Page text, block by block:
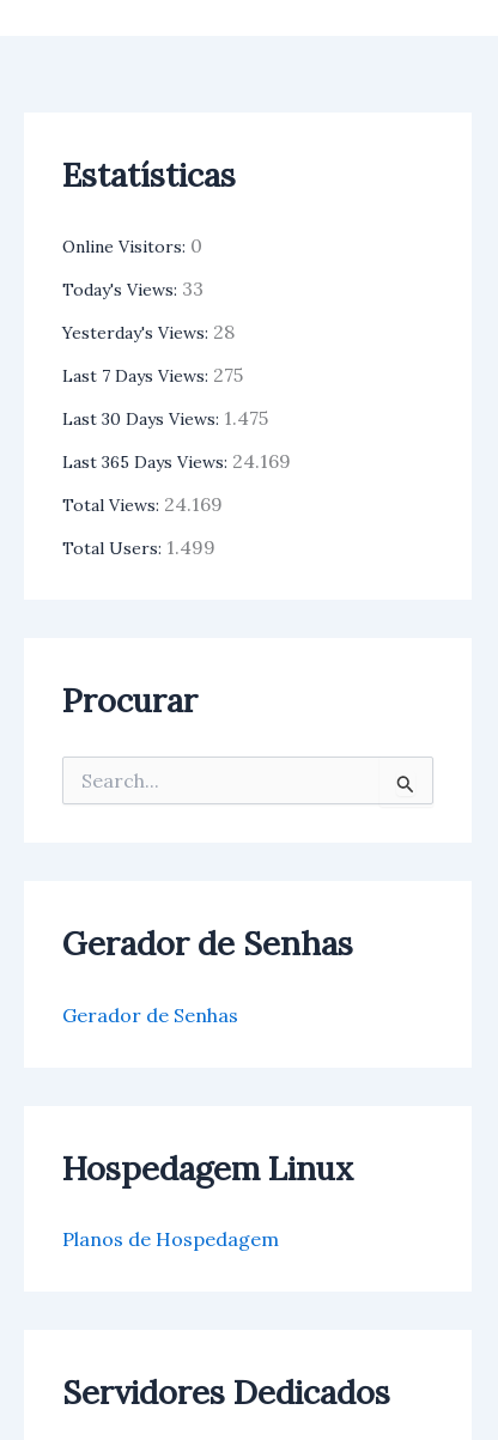
Estatísticas
Online Visitors: 0
Today's Views: 33
Yesterday's Views: 28
Last 7 Days Views: 275
Last 30 Days Views: 1.475
Last 365 Days Views: 24.169
Total Views: 24.169
Total Users: 1.499
Procurar
a
r
o
Gerador de Senhas
Gerador de Senhas
Hospedagem Linux
Planos de Hospedagem
Servidores Dedicados